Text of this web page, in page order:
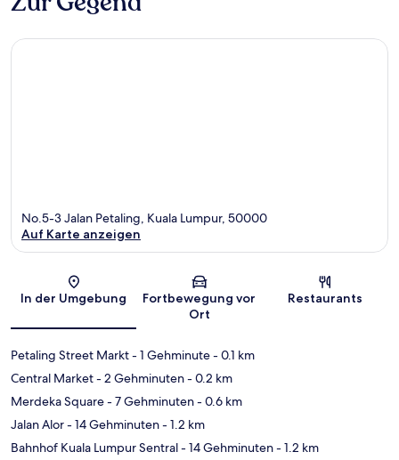
Karte
No.5-3 Jalan Petaling, Kuala Lumpur, 50000
Auf Karte anzeigen
In der Umgebung
Fortbewegung vor
Ort
Restaurants
Petaling Street Markt- 1 Gehminute- 0.1 km
Central Market- 2 Gehminuten- 0.2 km
Merdeka Square- 7 Gehminuten- 0.6 km
Jalan Alor- 14 Gehminuten- 1.2 km
Bahnhof Kuala Lumpur Sentral- 14 Gehminuten- 1.2 km